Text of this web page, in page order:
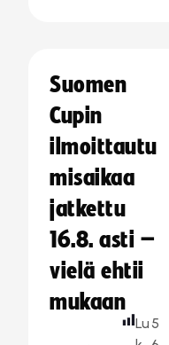
Suomen
Cupin
ilmoittautu
misaikaa
jatkettu
16.8. asti –
vielä ehtii
mukaan
Lu 5